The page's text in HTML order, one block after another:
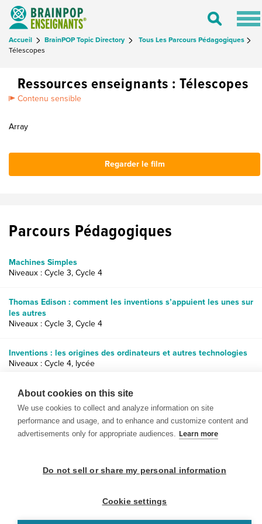
Toggle
Accueil BrainPOP Topic Directory
Tous Les Parcours Pédagogiques
Télescopes
Ressources enseignants : Télescopes
Contenu sensible
Array
Regarder le film
Parcours Pédagogiques
Machines Simples
Niveaux : Cycle 3, Cycle 4
Thomas Edison : comment les inventions s’appuient les unes sur
les autres
Niveaux : Cycle 3, Cycle 4
Inventions : les origines des ordinateurs et autres technologies
Niveaux : Cycle 4, lycée
Programmation : programme ton camarade
Niveaux : Cycle 3, Cycle 4, lycée
About cookies on this site
We use cookies to collect and analyze information on site
performance and usage, and to enhance and customize content and
advertisements only for appropriate audiences. Learn more
Do not sell or share my personal information
Cookie settings